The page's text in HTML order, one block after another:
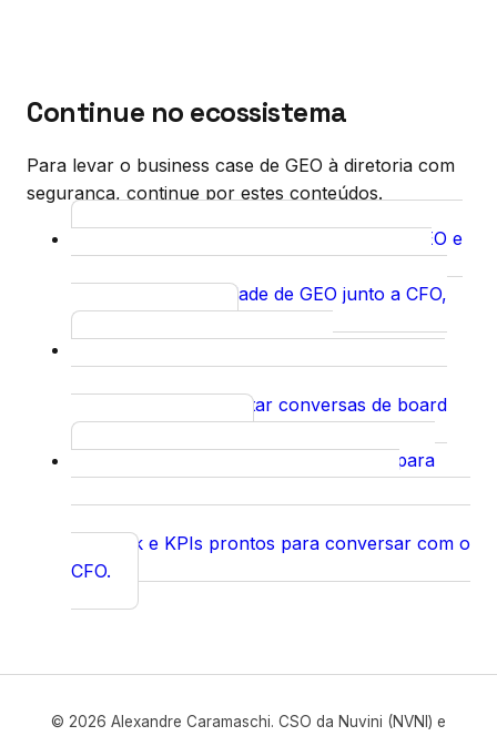
Continue no ecossistema
Para levar o business case de GEO à diretoria com
segurança, continue por estes conteúdos.
Vendas Consultivas de Serviços GEO e
orçamento e prioridade de GEO junto a CFO,
CEO e conselho.
sobre IA para sustentar conversas de board
sem ruído técnico.
ROI de GEO: O Business Case para
payback e KPIs prontos para conversar com o
CFO.
© 2026 Alexandre Caramaschi. CSO da Nuvini (NVNI) e